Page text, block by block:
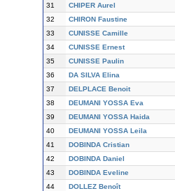
31
CHIPER Aurel
32
CHIRON Faustine
33
CUNISSE Camille
34
CUNISSE Ernest
35
CUNISSE Paulin
36
DA SILVA Elina
37
DELPLACE Benoit
38
DEUMANI YOSSA Eva
39
DEUMANI YOSSA Haida
40
DEUMANI YOSSA Leila
41
DOBINDA Cristian
42
DOBINDA Daniel
43
DOBINDA Eveline
44
DOLLEZ Benoît